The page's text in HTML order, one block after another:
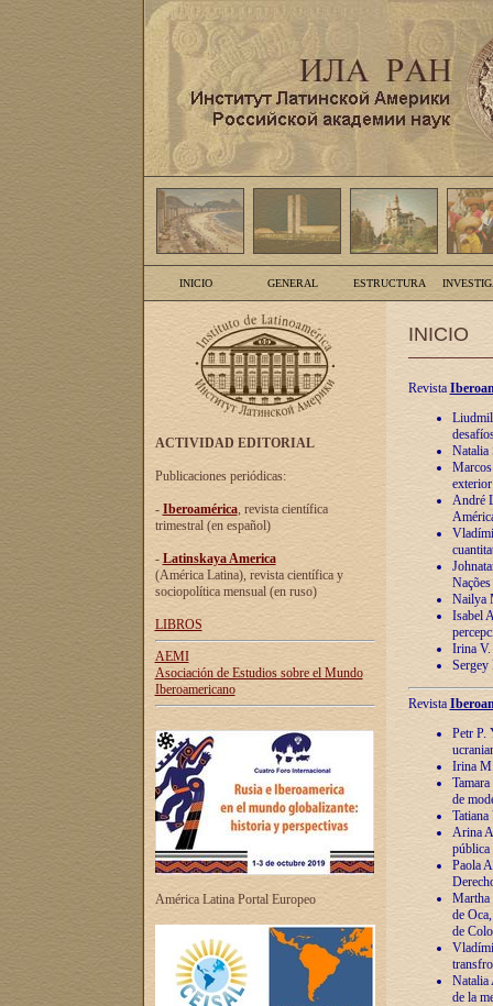
INICIO GENERAL ESTRUCTURA
ACTIVIDAD EDITORIAL
Publicaciones periódicas:
- Iberoamérica, revista científica
trimestral (en español)
- Latinskaya America
(América Latina), revista científica y
sociopolítica mensual (en ruso)
LIBROS
AEMI
Asociación de Estudios sobre el Mundo
Iberoamericano
América Latina Portal Europeo
INICIO
Revista
Natalia
André
Nailya
Isabel
Irina V.
Sergey
Revista
Petr P.
Irina
de
Arina
pública
Paola
Martha
de
de
Natalia
de la